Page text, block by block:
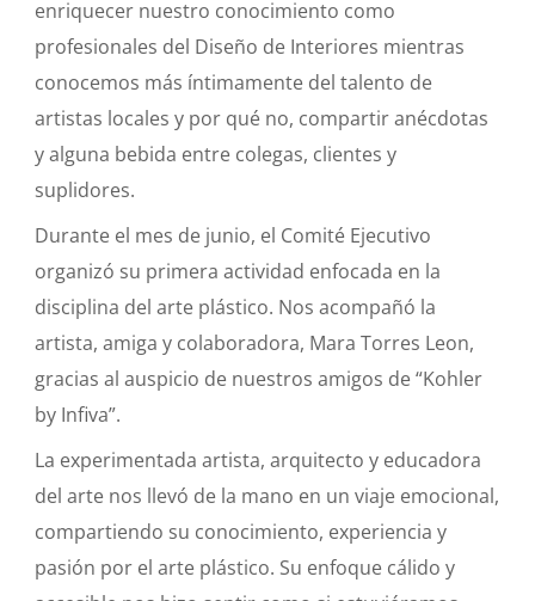
enriquecer nuestro conocimiento como
profesionales del Diseño de Interiores mientras
conocemos más íntimamente del talento de
artistas locales y por qué no, compartir anécdotas
y alguna bebida entre colegas, clientes y
suplidores.
Durante el mes de junio, el Comité Ejecutivo
organizó su primera actividad enfocada en la
disciplina del arte plástico. Nos acompañó la
artista, amiga y colaboradora, Mara Torres Leon,
gracias al auspicio de nuestros amigos de “Kohler
by Infiva”.
La experimentada artista, arquitecto y educadora
del arte nos llevó de la mano en un viaje emocional,
compartiendo su conocimiento, experiencia y
pasión por el arte plástico. Su enfoque cálido y